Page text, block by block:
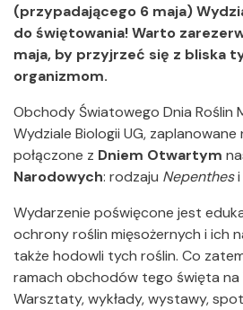
(przypadającego 6 maja)
do świętowania! Warto
maja, by przyjrzeć się z bliska
organizmom.
Obchody Światowego Dnia Roślin
Wydziale Biologii UG, zaplanowane
połączone z Dniem Otwartym
Narodowych: rodzaju Nepenthesi
Wydarzenie poświęcone jest
ochrony roślin mięsożernych i ich
także hodowli tych roślin. Co
ramach obchodów tego święta na
Warsztaty, wykłady, wystawy,